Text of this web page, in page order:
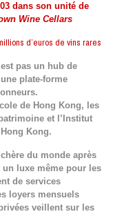
dans son unité de
Wine Cellars
d’euros de vins rares
pas un hub de
plate-forme
de Hong Kong, les
et l’Institut
Kong.
du monde après
luxe même pour les
de services
loyers mensuels
veillent sur les